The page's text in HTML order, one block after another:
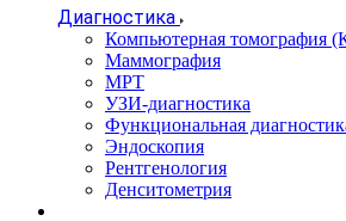
Диагностика
Компьютерная томография
Маммография
МРТ
УЗИ-диагностика
Функциональная
Эндоскопия
Рентгенология
Денситометрия